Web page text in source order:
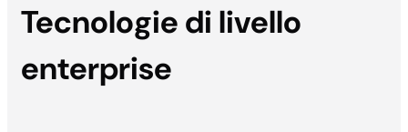
Tecnologie di livello
enterprise